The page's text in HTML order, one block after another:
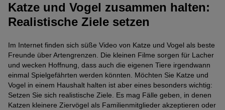
Katze und Vogel zusammen halten:
Realistische Ziele setzen
Im Internet finden sich süße Video von Katze und Vogel als beste
Freunde über Artengrenzen. Die kleinen Filme sorgen für Lacher
und wecken Hoffnung, dass auch die eigenen Tiere irgendwann
einmal Spielgefährten werden könnten. Möchten Sie Katze und
Vogel in einem Haushalt halten ist aber eines besonders wichtig:
Setzen Sie sich realistische Ziele. Es mag Fälle geben, in denen
Katzen kleinere Ziervögel als Familienmitglieder akzeptieren oder